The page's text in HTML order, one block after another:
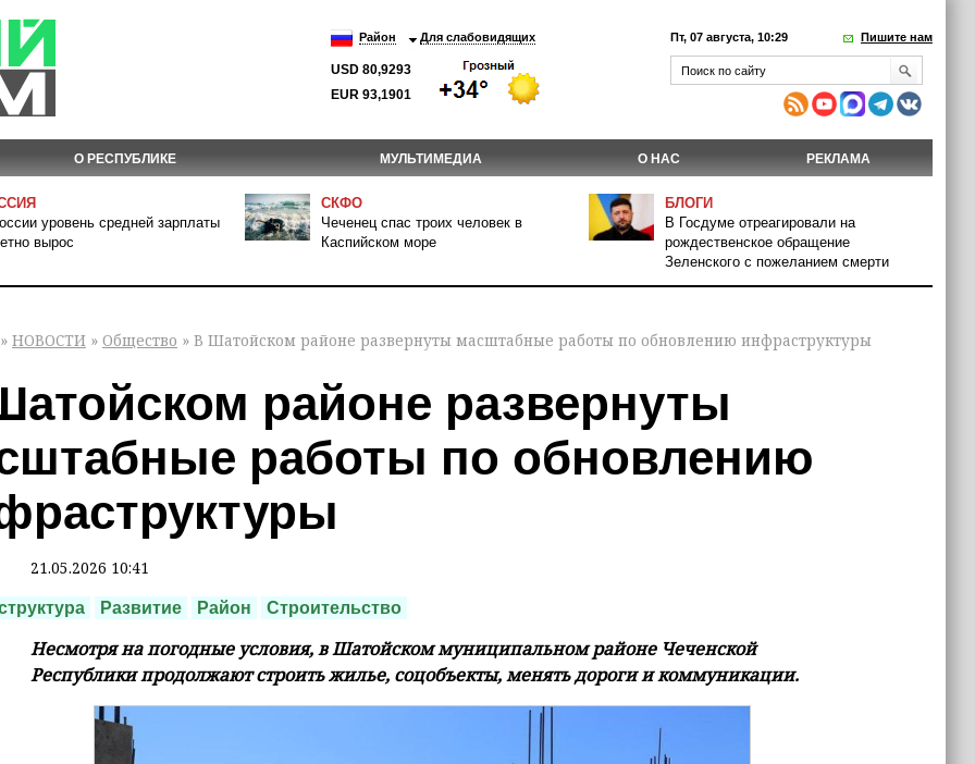
Район Для слабовидящих
USD 80,9293
EUR 93,1901
Пт, 07 августа, 10:29 Пишите нам
О РЕСПУБЛИКЕ МУЛЬТИМЕДИА О НАС РЕКЛАМА
уровень средней зарплаты
вырос
СКФО
Чеченец спас троих человек в
Каспийском море
БЛОГИ
В Госдуме отреагировали на
рождественское обращение
Зеленского с пожеланием смерти
» НОВОСТИ » Общество » В Шатойском районе развернуты масштабные работы по обновлению инфраструктуры
районе развернуты
работы по обновлению
21.05.2026 10:41
Развитие Район Строительство
Несмотря на погодные условия, в Шатойском муниципальном районе Чеченской
Республики продолжают строить жилье, соцобъекты, менять дороги и коммуникации.